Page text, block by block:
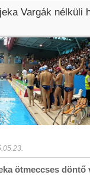
Vargák nélküli
ötmeccses döntő